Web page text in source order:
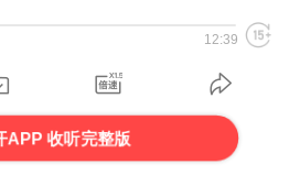
12:39
APP 收听完整版